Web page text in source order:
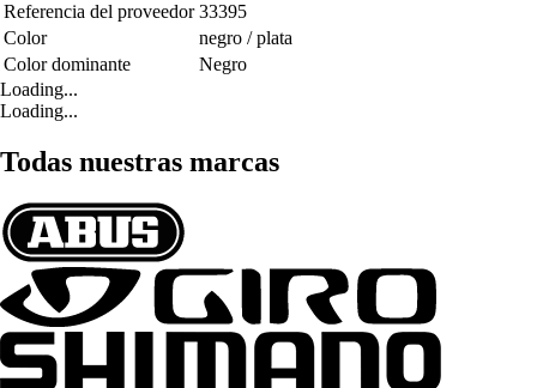
Referencia del proveedor 33395
Color
negro / plata
Color dominante
Negro
Loading...
Loading...
Todas nuestras marcas